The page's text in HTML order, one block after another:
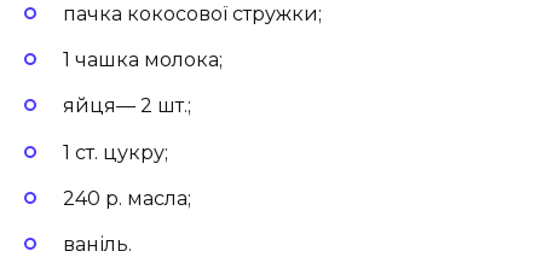
пачка кокосової стружки;
1 чашка молока;
яйця— 2 шт.;
1 ст. цукру;
240 р. масла;
ваніль.